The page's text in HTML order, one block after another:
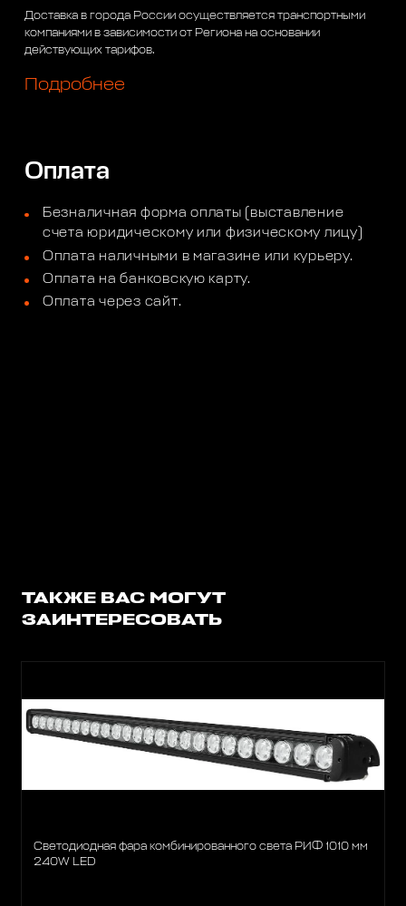
Доставка в города России осуществляется транспортными
компаниями в зависимости от Региона на основании
действующих тарифов.
Подробнее
Оплата
Безналичная форма оплаты (выставление
счета юридическому или физическому лицу)
Оплата наличными в магазине или курьеру.
Оплата на банковскую карту.
Оплата через сайт.
ТАКЖЕ ВАС МОГУТ
ЗАИНТЕРЕСОВАТЬ
Светодиодная фара комбинированного света РИФ 1010 мм
240W LED